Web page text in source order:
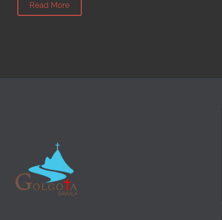
Read More